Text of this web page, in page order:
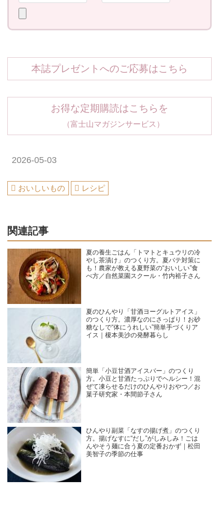
本誌プレゼントへのご応募はこちら
お得な定期購読はこちらを
（富士山マガジンサービス）
2026-05-03
おいしいもの レシピ
関連記事
夏の養生ごはん「トマトとキュウリの冷
やし茶漬け」のつくり方。夏バテ対策に
も！農家が教える夏野菜の“おいしい”食
べ方／自然菜園スクール・竹内裕子さん
夏のひんやり「甘酒ヨーグルトアイス」
のつくり方。濃厚なのにさっぱり！お砂
糖なしで“体にうれしい”簡単手づくりア
イス｜榎本美沙の発酵暮らし
簡単「小豆甘酒アイスバー」のつくり
方。小豆と甘酒たっぷりでヘルシー！混
ぜて凍らせるだけのひんやりおやつ／お
菓子研究家・本間節子さん
ひんやり副菜「なすの揚げ煮」のつくり
方。揚げなすに“だし”がしみしみ！ごは
んやそう麺に合う夏の定番おかず｜松田
美智子の季節の仕事